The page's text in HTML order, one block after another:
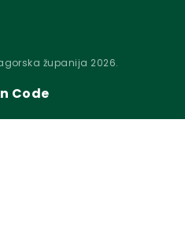
županija 2026.
Code